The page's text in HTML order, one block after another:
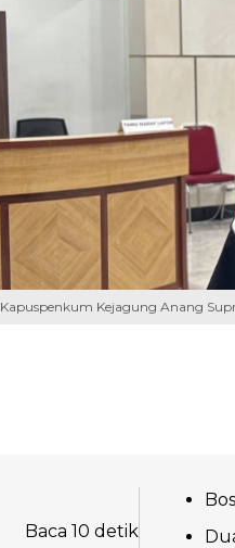
Kapuspenkum Kejagung Anang
Baca 10 detik